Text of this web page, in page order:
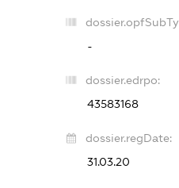
-
dossier.edrpo:
43583168
dossier.regDate:
31.03.20